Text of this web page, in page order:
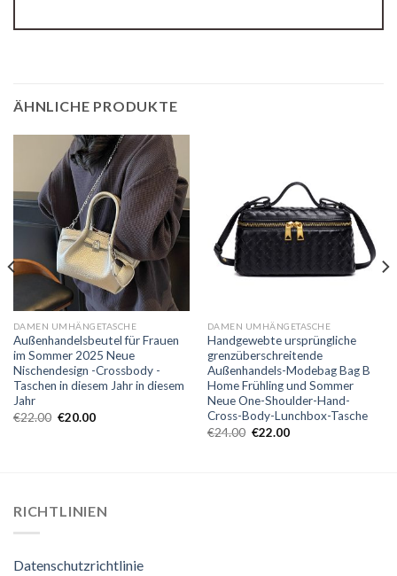
ÄHNLICHE PRODUKTE
DAMEN UMHÄNGETASCHE
Außenhandelsbeutel für Frauen
im Sommer 2025 Neue
Nischendesign -Crossbody -
Taschen in diesem Jahr in diesem
Jahr
€22.00 €20.00
DAMEN UMHÄNGETASCHE
Handgewebte ursprüngliche
grenzüberschreitende
Außenhandels-Modebag Bag B
Home Frühling und Sommer
Neue One-Shoulder-Hand-
Cross-Body-Lunchbox-Tasche
€24.00 €22.00
RICHTLINIEN
Datenschutzrichtlinie